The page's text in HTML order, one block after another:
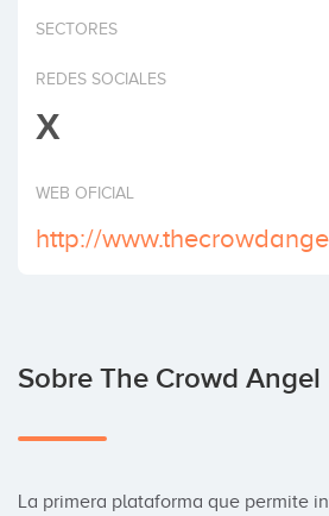
Invertir
SECTORES
REDES SOCIALES
X
WEB OFICIAL
http://
Sobre The Crowd Angel
La primera plataforma que permite